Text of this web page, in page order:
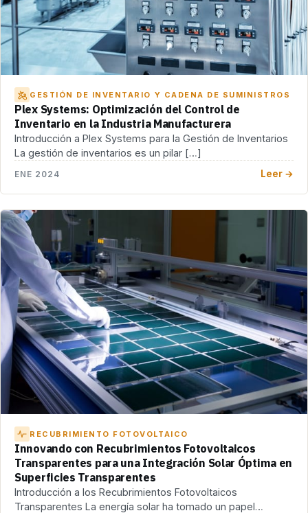
GESTIÓN DE INVENTARIO Y CADENA DE SUMINISTROS
Plex Systems: Optimización del Control de
Inventario en la Industria Manufacturera
Introducción a Plex Systems para la Gestión de Inventarios
La gestión de inventarios es un pilar […]
ENE 2024 Leer →
RECUBRIMIENTO FOTOVOLTAICO
Innovando con Recubrimientos Fotovoltaicos
Transparentes para una Integración Solar Óptima en
Superficies Transparentes
Introducción a los Recubrimientos Fotovoltaicos
Transparentes La energía solar ha tomado un papel